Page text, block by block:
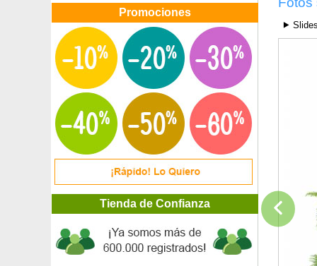
Promociones
Tienda de Confianza
Peral 'Louise Bonne'
Peral silvestre
Peral 'Williams'
Peral 'William's' rojo
Perejil
Perifollo
Physocarpus opulifolius 'Lady in Red'
Pícea azul
Pícea de Noruega
Pícea de Serbia
Pícea de Sitka
Pícea Glauca Cónica
Pilea, Planta china del dinero
Pimientero de Tasmania
Pino blanco del Este
⯈